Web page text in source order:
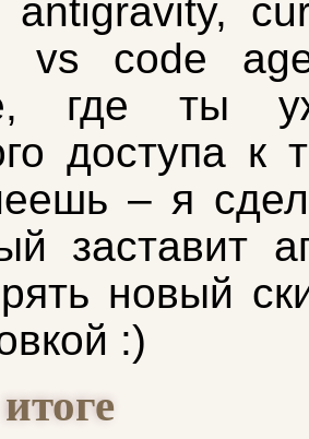
antigravity,
vs code
где ты
доступа к
– я
заставит
новый
:)